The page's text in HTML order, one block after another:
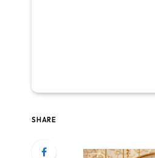
SHARE